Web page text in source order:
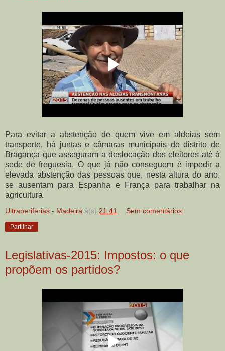
Para evitar a abstenção de quem vive em aldeias sem
transporte, há juntas e câmaras municipais do distrito de
Bragança que asseguram a deslocação dos eleitores até à
sede de freguesia. O que já não conseguem é impedir a
elevada abstenção das pessoas que, nesta altura do ano,
se ausentam para Espanha e França para trabalhar na
agricultura.
Ultraperiferias - Madeira à(s) 21:41 Sem comentários:
Partilhar
Legislativas-2015: Impostos: o que
propõem os partidos?